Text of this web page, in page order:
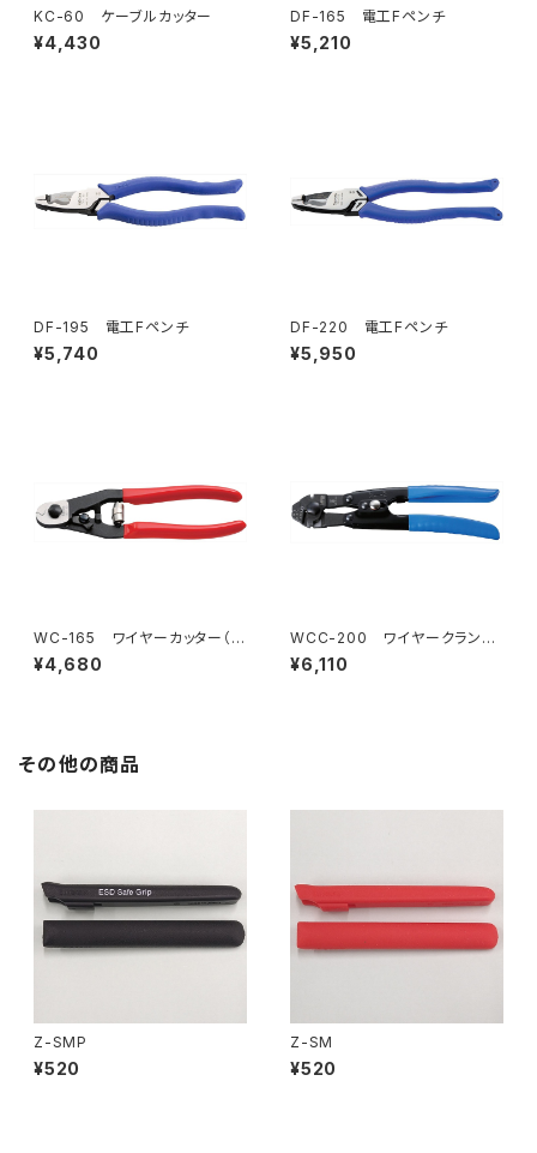
KC-60 ケーブルカッター
¥4,430
DF-165 電工Fペンチ
¥5,210
DF-195 電工Fペンチ
¥5,740
DF-220 電工Fペンチ
¥5,950
WC-165 ワイヤーカッター（バ
ネ付）
¥4,680
WCC-200 ワイヤークランプ
カッター（バネ付）
¥6,110
その他の商品
Z-SMP
¥520
Z-SM
¥520